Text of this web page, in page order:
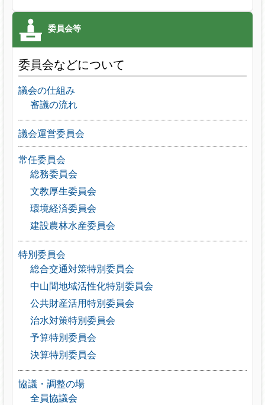
委員会などについて
議会の仕組み
審議の流れ
議会運営委員会
常任委員会
総務委員会
文教厚生委員会
環境経済委員会
建設農林水産委員会
特別委員会
総合交通対策特別委員会
中山間地域活性化特別委員会
公共財産活用特別委員会
治水対策特別委員会
予算特別委員会
決算特別委員会
協議・調整の場
全員協議会